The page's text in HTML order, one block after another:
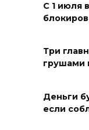
более
На
от 65
С 1 июля
Три
грушами
Деньги
если